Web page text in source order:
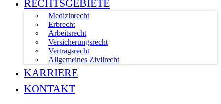
RECHTSGEBIETE
Medizinrecht
Erbrecht
Arbeitsrecht
Versicherungsrecht
Vertragsrecht
Allgemeines Zivilrecht
KARRIERE
KONTAKT